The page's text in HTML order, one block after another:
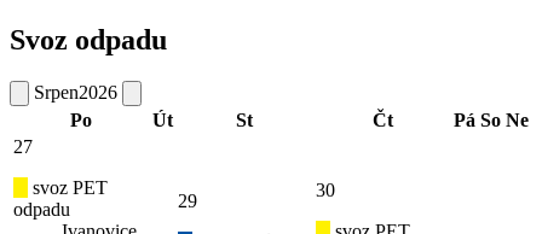
Svoz odpadu
Srpen2026
Po
Út St Čt Pá So Ne
27
svoz PET
odpadu
29
30